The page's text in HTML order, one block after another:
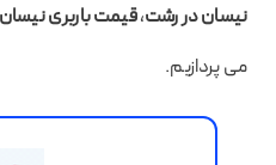
نیسان در رشت،قیمت باربری
می پردازیم.